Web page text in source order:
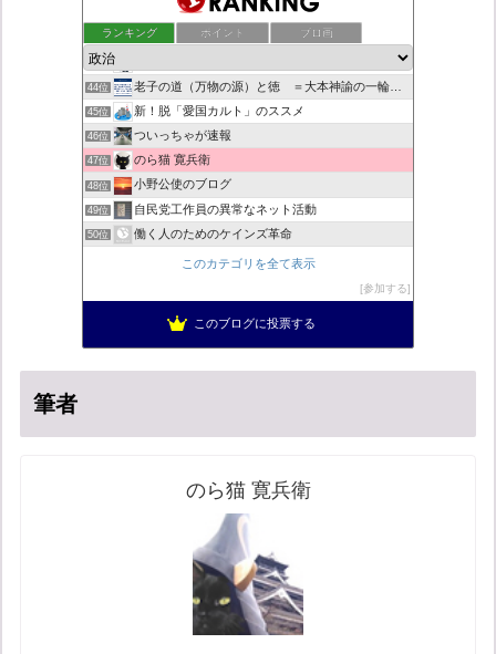
ランキング ポイント ブロ画
日本第一！ニュース録
42位 こんなニュースにでくわした
43位
44位 老子の道（万物の源）と徳 ＝大本神諭の一輪＋日月神示の神一厘
45位 新！脱「愛国カルト」のススメ
46位 ついっちゃが速報
47位 のら猫 寛兵衛
48位 小野公使のブログ
49位 自民党工作員の異常なネット活動
50位 働く人のためのケインズ革命
秩父市議会議員 黒澤秀之 ブログ
このカテゴリを全て表示
参加する
このブログに投票する
筆者
のら猫 寛兵衛